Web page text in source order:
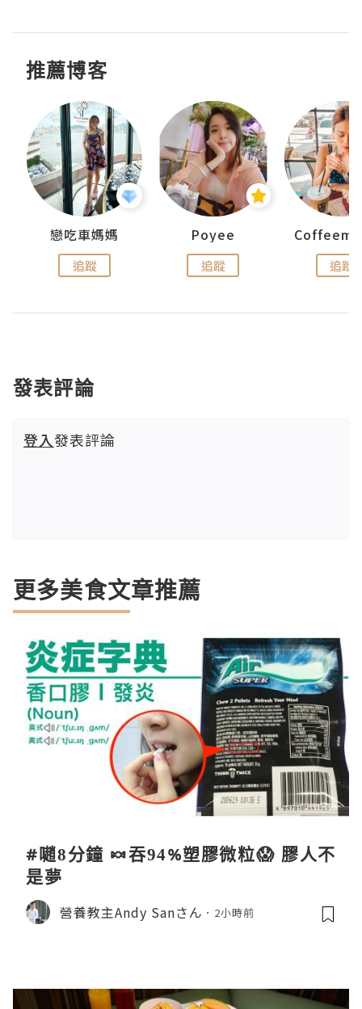
推薦博客
戀吃車媽媽
追蹤
Poyee
追蹤 追蹤
發表評論
登入發表評論
更多美食文章推薦
#𡁻8分鐘 🍬吞94%塑膠微粒😱 膠人不
是夢
營養教主Andy Sanさん 2小時前